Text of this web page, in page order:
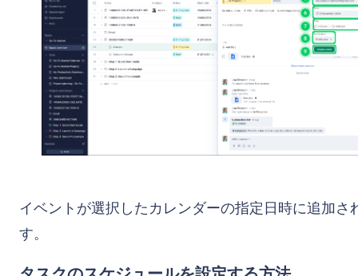
イベントが選択したカレンダーの指定日時に追加さ
す。